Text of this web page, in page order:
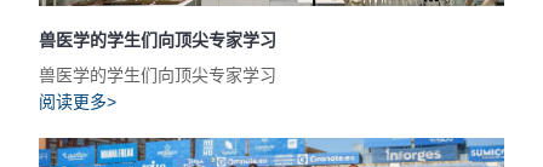
兽医学的学生们向顶尖专家学习
兽医学的学生们向顶尖专家学习
阅读更多>